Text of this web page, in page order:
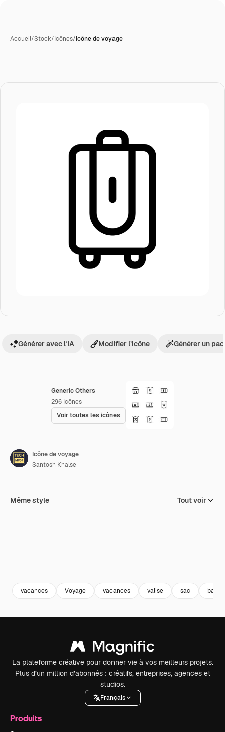
Accueil/Stock/Icônes/Icône de voyage
Generic Others
296 Icônes
Voir toutes les icônes
Générer avec l’IA Modifier l’icône Générer un
Icône de voyage
Santosh Khalse
Même style Tout voir
vacances Voyage vacances valise sac
La plateforme créative pour donner vie à vos meilleurs projets.
Plus d’un million d’abonnés : créatifs, entreprises, agences et
studios.
Français
Produits